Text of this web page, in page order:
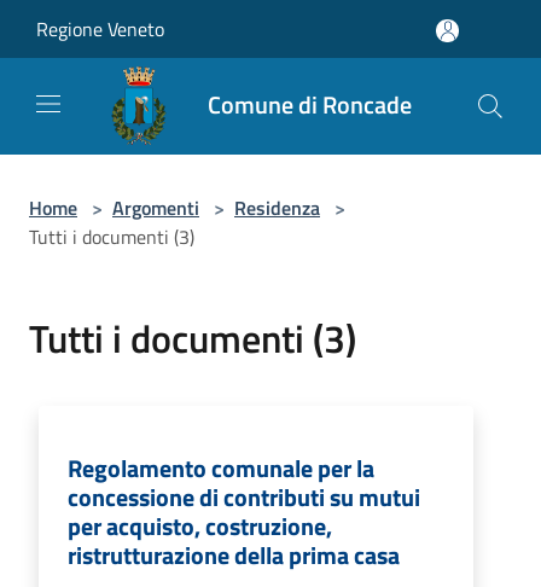
Regione Veneto
Comune di Roncade
Home > Argomenti > Residenza >
Tutti i documenti (3)
Tutti i documenti (3)
Regolamento comunale per la
concessione di contributi su mutui
per acquisto, costruzione,
ristrutturazione della prima casa